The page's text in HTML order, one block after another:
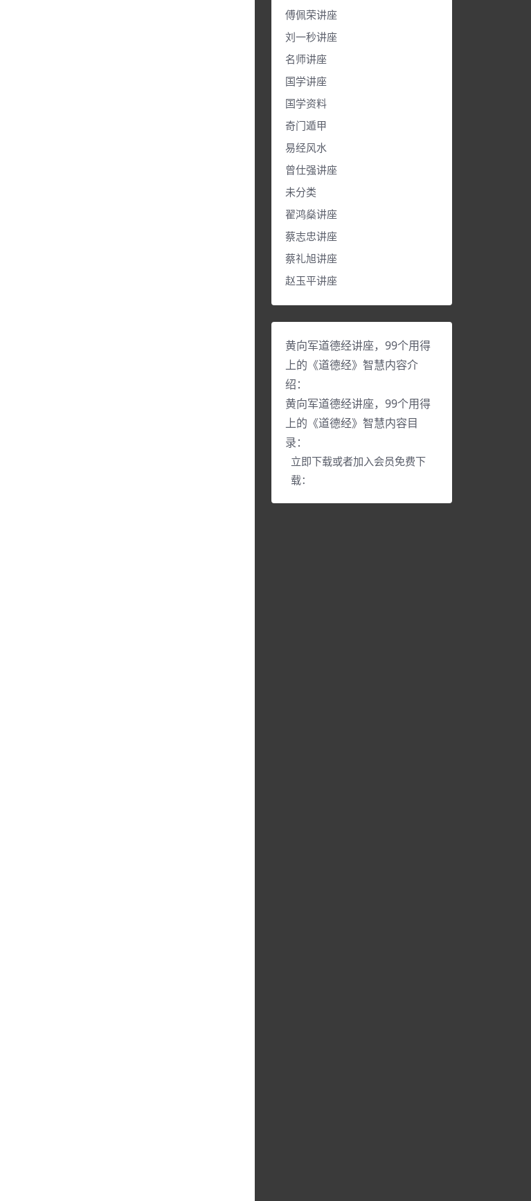
傅佩荣讲座
刘一秒讲座
名师讲座
国学讲座
国学资料
奇门遁甲
易经风水
曾仕强讲座
未分类
翟鸿燊讲座
蔡志忠讲座
蔡礼旭讲座
赵玉平讲座
黄向军道德经讲座，99个用得
上的《道德经》智慧内容介
绍：
黄向军道德经讲座，99个用得
上的《道德经》智慧内容目
录：
立即下载或者加入会员免费下
载：